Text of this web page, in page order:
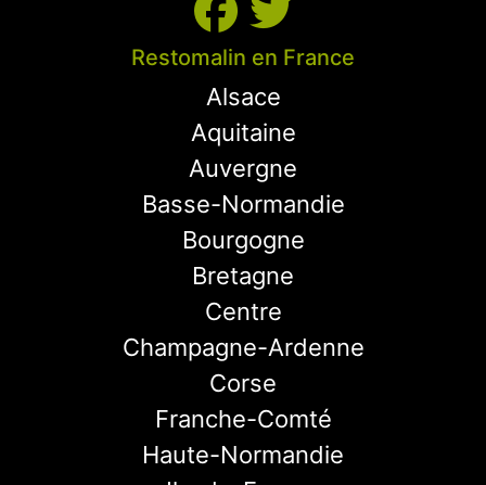
Restomalin en France
Alsace
Aquitaine
Auvergne
Basse-Normandie
Bourgogne
Bretagne
Centre
Champagne-Ardenne
Corse
Franche-Comté
Haute-Normandie